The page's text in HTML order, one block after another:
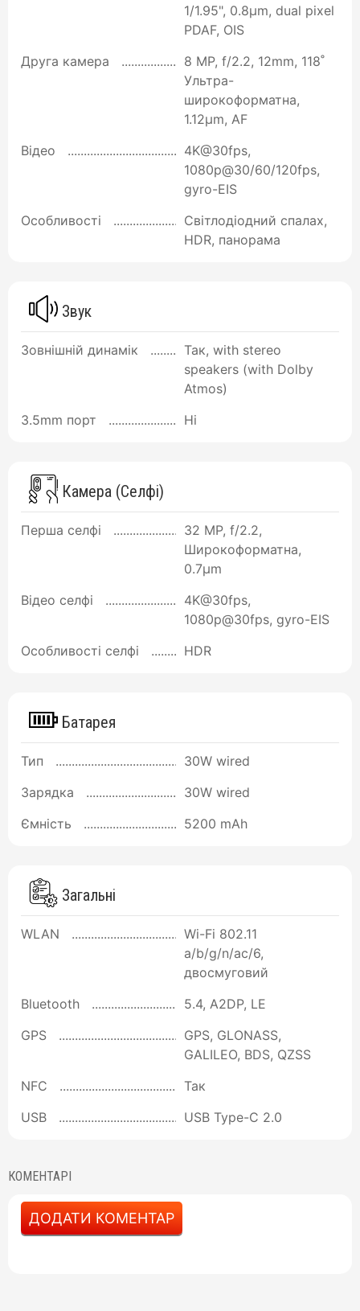
1/1.95", 0.8µm, dual pixel
PDAF, OIS
Друга камера
8 MP, f/2.2, 12mm, 118˚
Ультра-
широкоформатна,
1.12µm, AF
Відео
4K@30fps,
1080p@30/60/120fps,
gyro-EIS
Особливості
Світлодіодний спалах,
HDR, панорама
Звук
Зовнішній динамік
Так, with stereo
speakers (with Dolby
Atmos)
3.5mm порт
Ні
Камера (Селфі)
Перша селфі
32 MP, f/2.2,
Широкоформатна,
0.7µm
Відео селфі
4K@30fps,
1080p@30fps, gyro-EIS
Особливості селфі
HDR
Батарея
Тип
30W wired
Зарядка
30W wired
Ємність
5200 mAh
Загальні
WLAN
Wi-Fi 802.11
a/b/g/n/ac/6,
двосмуговий
Bluetooth
5.4, A2DP, LE
GPS
GPS, GLONASS,
GALILEO, BDS, QZSS
NFC
Так
USB
USB Type-C 2.0
КОМЕНТАРІ
ДОДАТИ КОМЕНТАР